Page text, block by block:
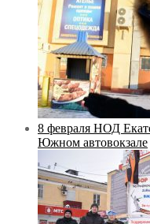
8 февраля НОД
Южном автовокзале